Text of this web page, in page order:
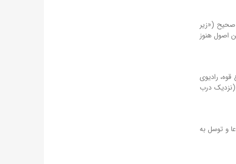
صحیح («زیر
اصول هنوز
کنسروی، چراغ قوه، رادیوی
درب
و توسل به